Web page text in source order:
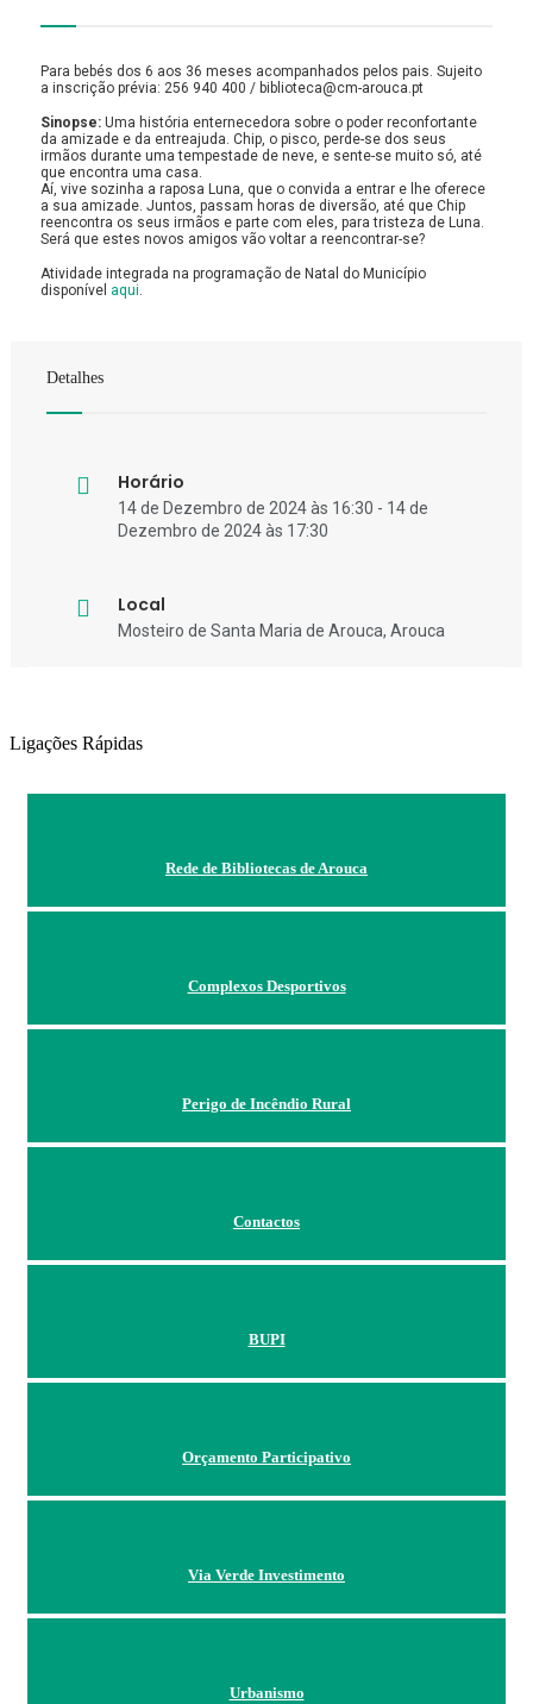
Para bebés dos 6 aos 36 meses acompanhados pelos pais. Sujeito
a inscrição prévia: 256 940 400 / biblioteca@cm-arouca.pt
Sinopse: Uma história enternecedora sobre o poder reconfortante
da amizade e da entreajuda. Chip, o pisco, perde-se dos seus
irmãos durante uma tempestade de neve, e sente-se muito só, até
que encontra uma casa.
Aí, vive sozinha a raposa Luna, que o convida a entrar e lhe oferece
a sua amizade. Juntos, passam horas de diversão, até que Chip
reencontra os seus irmãos e parte com eles, para tristeza de Luna.
Será que estes novos amigos vão voltar a reencontrar-se?
Atividade integrada na programação de Natal do Município
disponível aqui
Detalhes
Horário
14 de Dezembro de 2024 às 16:30 - 14 de
Dezembro de 2024 às 17:30
Local
Mosteiro de Santa Maria de Arouca, Arouca
Ligações Rápidas
Rede de Bibliotecas de Arouca
Complexos Desportivos
Perigo de Incêndio Rural
Contactos
BUPI
Orçamento Participativo
Via Verde Investimento
Urbanismo